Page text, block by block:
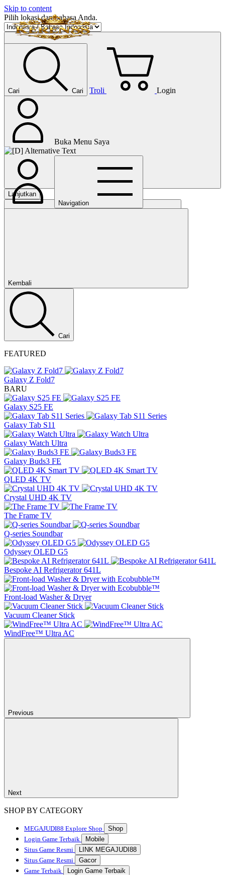
Skip to content
Pilih lokasi dan bahasa Anda.
Lanjutkan
Cari Cari Troli Login
Buka Menu Saya
Navigation
Kembali
Cari
FEATURED
Galaxy Z Fold7
BARU
Galaxy S25 FE
Galaxy Tab S11
Galaxy Watch Ultra
Galaxy Buds3 FE
QLED 4K TV
Crystal UHD 4K TV
The Frame TV
Q-series Soundbar
Odyssey OLED G5
Bespoke AI Refrigerator 641L
Front-load Washer & Dryer
Vacuum Cleaner Stick
WindFree™ Ultra AC
Previous
Next
SHOP BY CATEGORY
MEGAJUDI88 Explore Shop
Shop
Login Game Terbaik
Mobile
Situs Game Resmi
LINK MEGAJUDI88
Situs Game Resmi
Gacor
Game Terbaik
Login Game Terbaik